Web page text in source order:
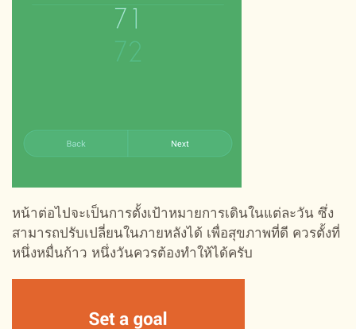
หน้าต่อไปจะเป็นการตั้งเป้าหมายการเดินในแต่ละวัน ซึ่ง
สามารถปรับเปลี่ยนในภายหลังได้ เพื่อสุขภาพที่ดี ควรตั้งที่
หนึ่งหมื่นก้าว หนึ่งวันควรต้องทำให้ได้ครับ